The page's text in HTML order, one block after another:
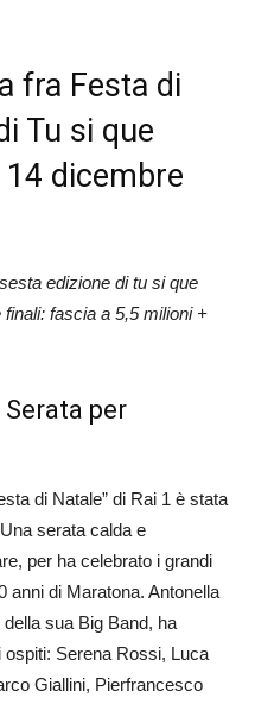
fra Festa di
Tu si que
dicembre
edizione ditu si que
fascia a 5,5 milioni +
per
di Natale” di Rai 1 è stata
serata calda e
per ha celebrato i grandi
anni di Maratona. Antonella
della sua Big Band, ha
Serena Rossi, Luca
Giallini, Pierfrancesco